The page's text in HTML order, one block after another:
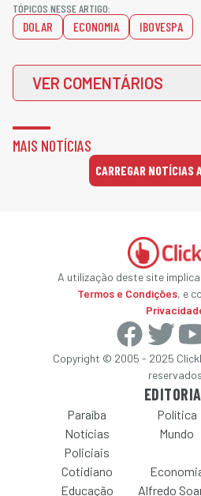
TÓPICOS NESSE ARTIGO:
DOLAR ECONOMIA IBOVESPA
VER COMENTÁRIOS
MAIS NOTÍCIAS
CARREGAR NOTÍCIAS
A utilização deste site
Termos e Condições, e
Copyright © 2005 - 2025
Paraíba Política
Notícias
Policiais
Mundo
Cotidiano
Educação
Alfredo